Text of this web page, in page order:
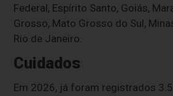
Federal, Espírito Santo, Goiás,
Grosso, Mato Grosso do Sul,
Rio de Janeiro.
Cuidados
Em 2026, já foram registrados